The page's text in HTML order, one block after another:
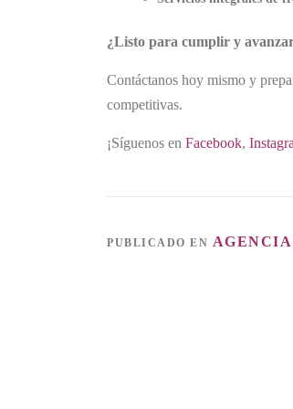
¿Listo para cumplir y
Contáctanos hoy mismo y
competitivas.
¡Síguenos en Facebook,
PUBLICADO EN